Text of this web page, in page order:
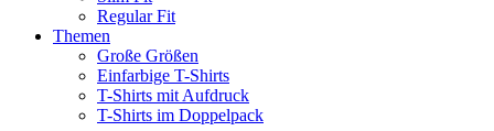
Regular Fit
Themen
Große Größen
Einfarbige T-Shirts
T-Shirts mit Aufdruck
T-Shirts im Doppelpack